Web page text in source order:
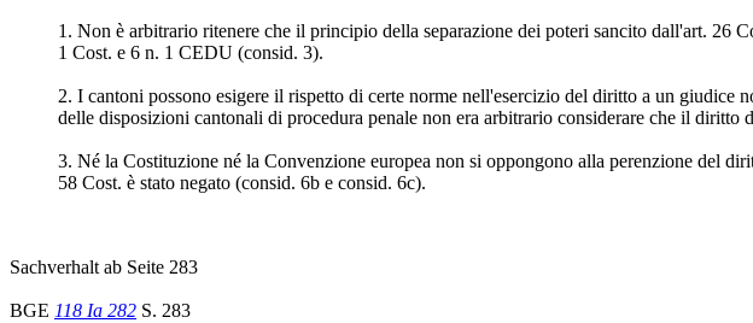
1. Non è arbitrario ritenere che il principio della separazione dei poteri sancito dall'art. 26
1 Cost. e 6 n. 1 CEDU (consid. 3).
2. I cantoni possono esigere il rispetto di certe norme nell'esercizio del diritto a un
delle disposizioni cantonali di procedura penale non era arbitrario considerare che il
3. Né la Costituzione né la Convenzione europea non si oppongono alla perenzione del
58 Cost. è stato negato (consid. 6b e consid. 6c).
Sachverhalt ab Seite 283
BGE 118 Ia 282 S. 283